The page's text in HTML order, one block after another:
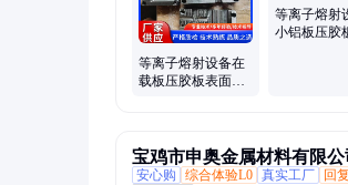
等离子熔射设备在
载板压胶板表面喷
等离子熔射
小铝板压胶
宝鸡市申奥金属材料有限公
安心购
综合体验L0 真实工厂 回